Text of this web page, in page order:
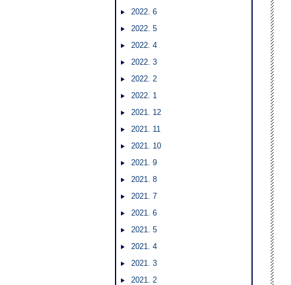
2022. 6
2022. 5
2022. 4
2022. 3
2022. 2
2022. 1
2021. 12
2021. 11
2021. 10
2021. 9
2021. 8
2021. 7
2021. 6
2021. 5
2021. 4
2021. 3
2021. 2